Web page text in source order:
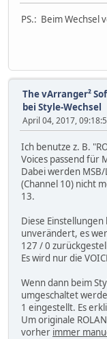
PS.: Beim Wechsel
The vArranger²
bei Style-Wechsel
April 04, 2017,
Ich benutze z. B.
Voices passend für
Dabei werden
(Channel 10) nicht
13.
Diese
unverändert, es
127 / 0
Es wird nur die
Wenn dann beim
umgeschaltet
1 eingestellt. Es
Um originale
vorher immer